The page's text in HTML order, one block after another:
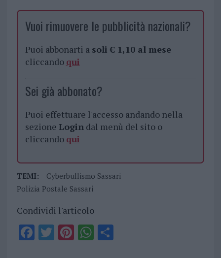
Vuoi rimuovere le pubblicità nazionali?
Puoi abbonarti a soli € 1,10 al mese
cliccando qui
Sei già abbonato?
Puoi effettuare l'accesso andando nella
sezione Logindal menù del sito o
cliccando qui
TEMI:
Cyberbullismo Sassari
Polizia Postale Sassari
Condividi l'articolo
F T PiWS